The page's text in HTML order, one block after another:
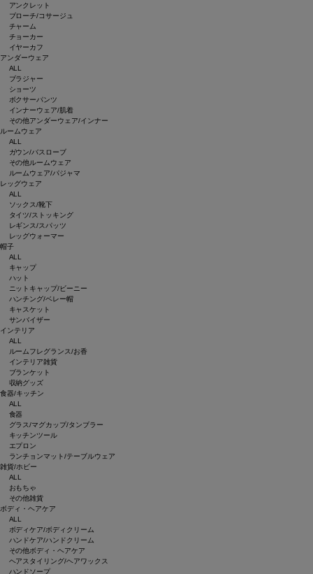
アンクレット
ブローチ/コサージュ
チャーム
チョーカー
イヤーカフ
アンダーウェア
ALL
ブラジャー
ショーツ
ボクサーパンツ
インナーウェア/肌着
その他アンダーウェア/インナー
ルームウェア
ALL
ガウン/バスローブ
その他ルームウェア
ルームウェア/パジャマ
レッグウェア
ALL
ソックス/靴下
タイツ/ストッキング
レギンス/スパッツ
レッグウォーマー
帽子
ALL
キャップ
ハット
ニットキャップ/ビーニー
ハンチング/ベレー帽
キャスケット
サンバイザー
インテリア
ALL
ルームフレグランス/お香
インテリア雑貨
ブランケット
収納グッズ
食器/キッチン
ALL
食器
グラス/マグカップ/タンブラー
キッチンツール
エプロン
ランチョンマット/テーブルウェア
雑貨/ホビー
ALL
おもちゃ
その他雑貨
ボディ・ヘアケア
ALL
ボディケア/ボディクリーム
ハンドケア/ハンドクリーム
その他ボディ・ヘアケア
ヘアスタイリング/ヘアワックス
ハンドソープ